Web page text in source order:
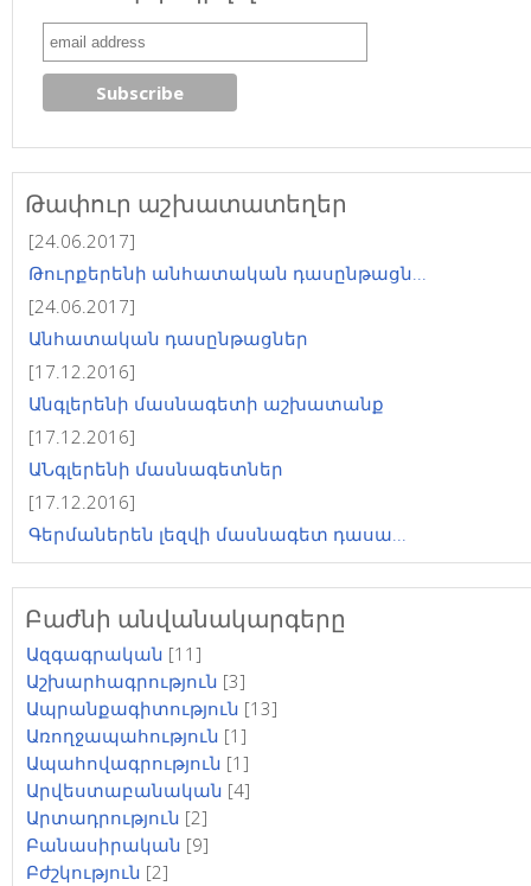
Թափուր աշխատատեղեր
[24.06.2017]
Թուրքերենի անհատական դասընթացն...
[24.06.2017]
Անհատական դասընթացներ
[17.12.2016]
Անգլերենի մասնագետի աշխատանք
[17.12.2016]
ԱՆգլերենի մասնագետներ
[17.12.2016]
Գերմաներեն լեզվի մասնագետ դասա...
Բաժնի անվանակարգերը
Ազգագրական [11]
Աշխարհագրություն [3]
Ապրանքագիտություն [13]
Առողջապահություն [1]
Ապահովագրություն [1]
Արվեստաբանական [4]
Արտադրություն [2]
Բանասիրական [9]
Բժշկություն [2]